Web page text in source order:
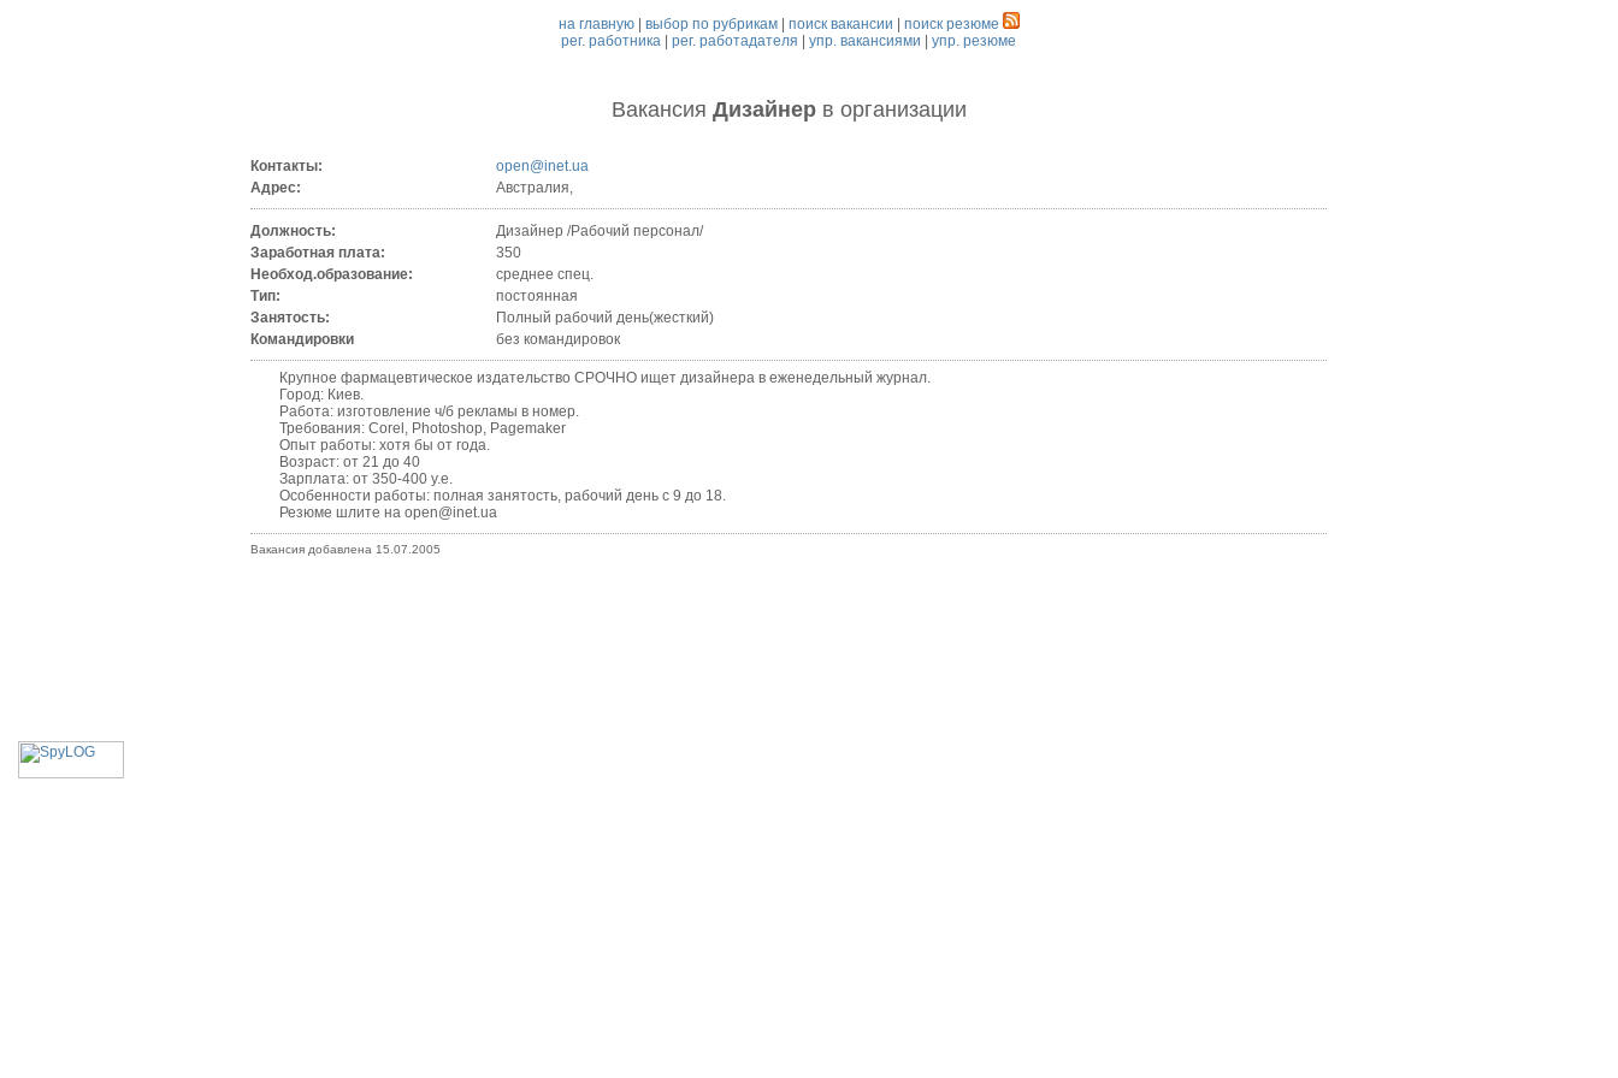
на главную| выбор по рубрикам| поиск вакансии
поиск резюме
рег. работника |рег. работадателя |упр. вакансиями |упр. резюме
Вакансия Дизайнерв организации
Контакты:
open@inet.ua
Адрес:
Австралия,
Должность:
Дизайнер /Рабочий персонал/
Заработная плата:
350
Необход.образование:
среднее спец.
Тип:
постоянная
Занятость:
Полный рабочий день(жесткий)
Командировки
без командировок
Крупное фармацевтическое издательство СРОЧНО ищет дизайнера в еженедельный журнал.
Город: Киев.
Работа: изготовление ч/б рекламы в номер.
Требования: Corel, Photoshop, Pagemaker
Опыт работы: хотя бы от года.
Возраст: от 21 до 40
Зарплата: от 350-400 у.е.
Особенности работы: полная занятость, рабочий день с 9 до 18.
Резюме шлите на open@inet.ua
Вакансия добавлена 15.07.2005